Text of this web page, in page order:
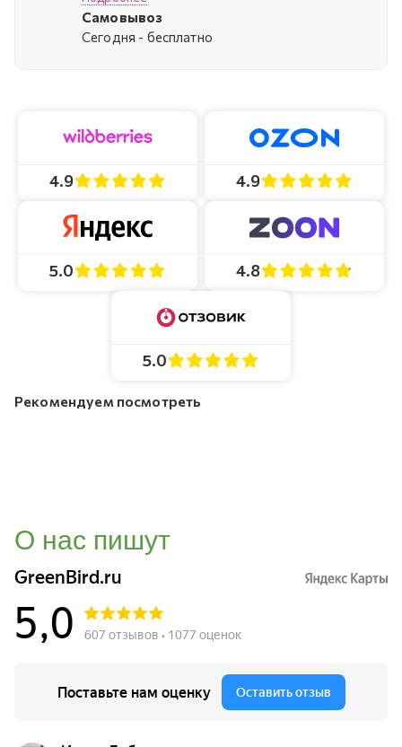
Самовывоз
Cегодня - бесплатно
4.9 4.9
5.0 4.8
5.0
Рекомендуем посмотреть
О нас пишут